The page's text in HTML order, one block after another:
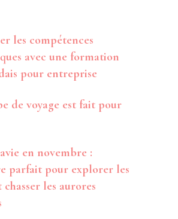
les compétences
avec une formation
pour entreprise
de voyage est fait pour
en novembre :
parfait pour explorer les
les aurores